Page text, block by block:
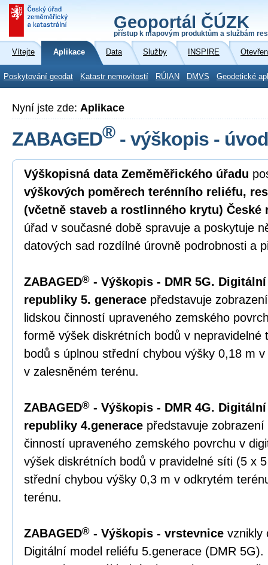
Geoportál ČÚZK
přístup k mapovým produktům a službám
Vítejte Aplikace Data Služby INSPIRE
Poskytování geodat Katastr nemovitostí RÚIAN DMVS Geodetické
Nyní jste zde: Aplikace
ZABAGED®- výškopis - úvod
Výškopisná data Zeměměřického úřadu
výškových poměrech terénního reliéfu,
(včetně staveb a rostlinného krytu) České
úřad v současné době spravuje a poskytuje
datových sad rozdílné úrovně podrobnosti a
ZABAGED® - Výškopis - DMR 5G.
republiky 5. generace představuje
lidskou činností upraveného zemského
formě výšek diskrétních bodů v nepravidelné
bodů s úplnou střední chybou výšky 0,18 m
v zalesněném terénu.
ZABAGED® - Výškopis - DMR 4G.
republiky 4.generace představuje
činností upraveného zemského povrchu v
výšek diskrétních bodů v pravidelné síti (5 x
střední chybou výšky 0,3 m v odkrytém
terénu.
ZABAGED® - Výškopis - vrstevnice vznikly
Digitální model reliéfu 5.generace (DMR